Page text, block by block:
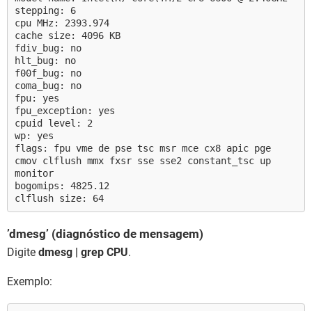
stepping: 6
cpu MHz: 2393.974
cache size: 4096 KB
fdiv_bug: no
hlt_bug: no
f00f_bug: no
coma_bug: no
fpu: yes
fpu_exception: yes
cpuid level: 2
wp: yes
flags: fpu vme de pse tsc msr mce cx8 apic pge
cmov clflush mmx fxsr sse sse2 constant_tsc up
monitor
bogomips: 4825.12
clflush size: 64
’dmesg’ (diagnóstico de mensagem)
Digite dmesg | grep CPU.
Exemplo: